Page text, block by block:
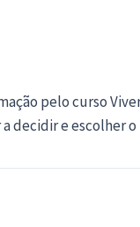
pelo curso
decidir e escolher